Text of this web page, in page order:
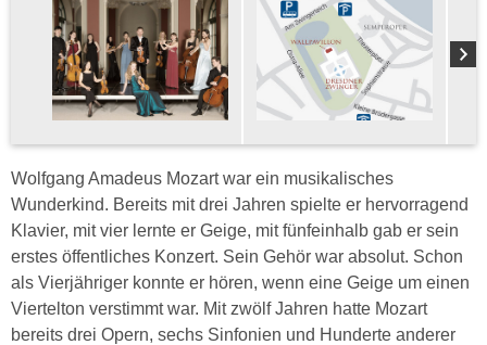
Wolfgang Amadeus Mozart war ein musikalisches
Wunderkind. Bereits mit drei Jahren spielte er hervorragend
Klavier, mit vier lernte er Geige, mit fünfeinhalb gab er sein
erstes öffentliches Konzert. Sein Gehör war absolut. Schon
als Vierjähriger konnte er hören, wenn eine Geige um einen
Viertelton verstimmt war. Mit zwölf Jahren hatte Mozart
bereits drei Opern, sechs Sinfonien und Hunderte anderer